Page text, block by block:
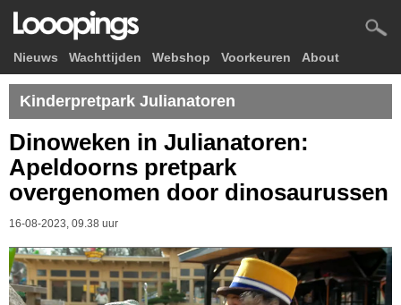
Nieuws Wachttijden Webshop Voorkeuren About
Kinderpretpark Julianatoren
Dinoweken in Julianatoren:
Apeldoorns pretpark
overgenomen door dinosaurussen
16-08-2023, 09.38 uur